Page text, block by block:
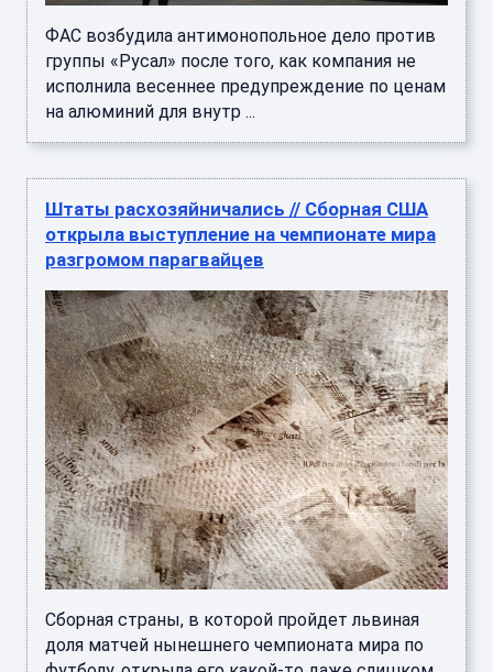
ФАС возбудила антимонопольное дело против
группы «Русал» после того, как компания не
исполнила весеннее предупреждение по ценам
на алюминий для внутр ...
Штаты расхозяйничались // Сборная США
открыла выступление на чемпионате мира
разгромом парагвайцев
Сборная страны, в которой пройдет львиная
доля матчей нынешнего чемпионата мира по